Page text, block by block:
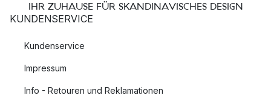
IHR ZUHAUSE FÜR SKANDINAVISCHES DESIGN
KUNDENSERVICE
Kundenservice
Impressum
Info - Retouren und Reklamationen